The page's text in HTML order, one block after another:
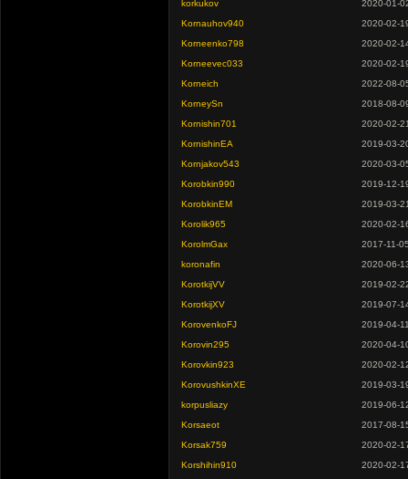
korkukov
2020-01-
Kornauhov940
2020-02-
Korneenko798
2020-02-
Korneevec033
2020-02-
Korneich
2022-08-
KorneySn
2018-08-
Kornishin701
2020-02-
KornishinEA
2019-03-
Kornjakov543
2020-03-
Korobkin990
2019-12-
KorobkinEM
2019-03-
Korolik965
2020-02-
KorolmGax
2017-11-
koronafin
2020-06-
KorotkijVV
2019-02-
KorotkijXV
2019-07-
KorovenkoFJ
2019-04-
Korovin295
2020-04-
Korovkin923
2020-02-
KorovushkinXE
2019-03-
korpusliazy
2019-06-
Korsaeot
2017-08-
Korsak759
2020-02-
Korshihin910
2020-02-